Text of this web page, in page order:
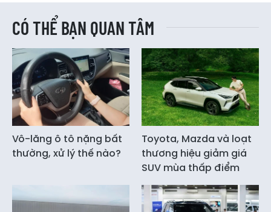
CÓ THỂ BẠN QUAN TÂM
Vô-lăng ô tô nặng bất
thường, xử lý thế nào?
Toyota, Mazda và loạt
thương hiệu giảm giá
SUV mùa thấp điểm